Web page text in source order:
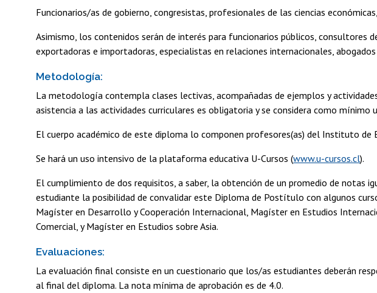
Funcionarios/as de gobierno, congresistas, profesionales de las ciencias
Asimismo, los contenidos serán de interés para funcionarios públicos, consultores
exportadoras e importadoras, especialistas en relaciones internacionales,
Metodología:
La metodología contempla clases lectivas, acompañadas de ejemplos y
asistencia a las actividades curriculares es obligatoria y se considera como mínimo
El cuerpo académico de este diploma lo componen profesores(as) del Instituto
Se hará un uso intensivo de la plataforma educativa U-Cursos (www.u-cursos.cl).
El cumplimiento de dos requisitos, a saber, la obtención de un promedio de notas
estudiante la posibilidad de convalidar este Diploma de Postítulo con algunos
Magíster en Desarrollo y Cooperación Internacional, Magíster en Estudios
Comercial, y Magíster en Estudios sobre Asia.
Evaluaciones:
La evaluación final consiste en un cuestionario que los/as estudiantes deberán
al final del diploma. La nota mínima de aprobación es de 4.0.